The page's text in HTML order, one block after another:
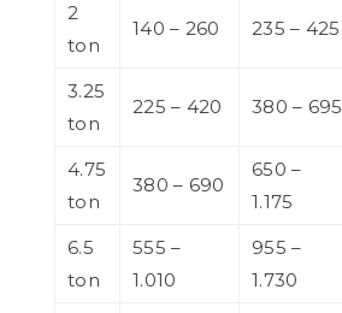
2
ton
140 – 260 235 – 425
3.25
ton
225 – 420 380 – 695
4.75
ton
380 – 690
650 –
1.175
6.5
ton
555 –
1.010
955 –
1.730